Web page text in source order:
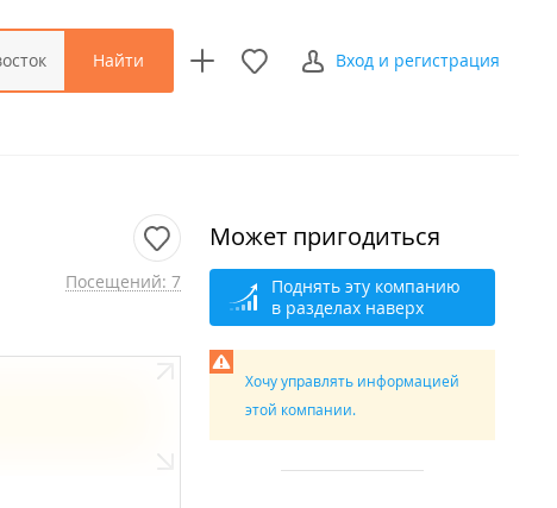
Найти Вход и регистрация
Посещений: 7
Может пригодиться
Поднять эту компанию
в разделах наверх
Хочу управлять информацией
этой компании.